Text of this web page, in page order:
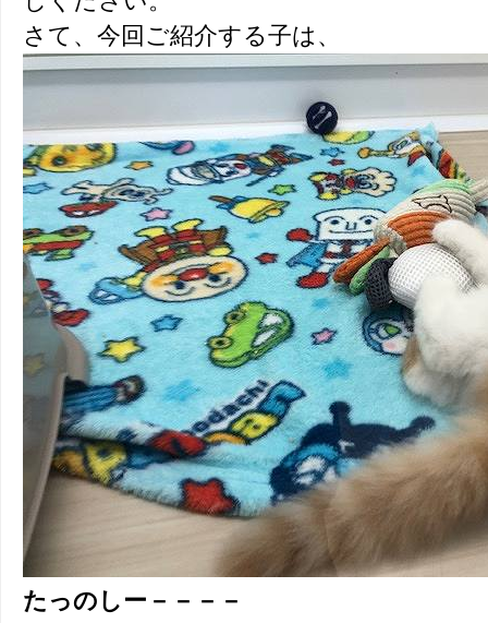
さて、今回ご紹介する子は、
たっのしー－－－－